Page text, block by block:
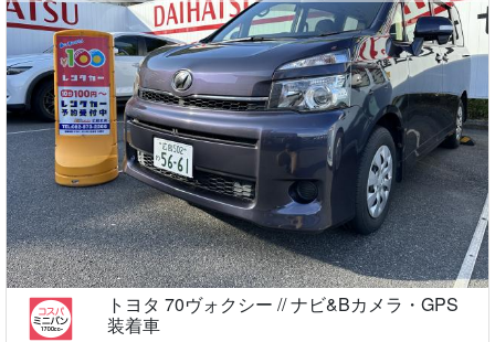
トヨタ 70ヴォクシー // ナビ&Bカメラ・GPS
装着車